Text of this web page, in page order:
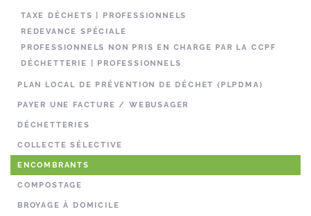
TAXE DÉCHETS | PROFESSIONNELS
REDEVANCE SPÉCIALE
PROFESSIONNELS NON PRIS EN CHARGE PAR LA CCPF
DÉCHETTERIE | PROFESSIONNELS
PLAN LOCAL DE PRÉVENTION DE DÉCHET (PLPDMA)
PAYER UNE FACTURE / WEBUSAGER
DÉCHETTERIES
COLLECTE SÉLECTIVE
ENCOMBRANTS
COMPOSTAGE
BROYAGE À DOMICILE